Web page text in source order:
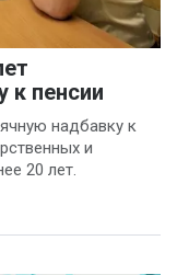
к пенсии
надбавку к
и
20 лет.